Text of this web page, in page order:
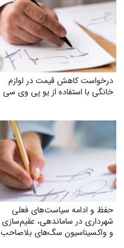
درخواست کاهش قیمت در لوازم
خانگی با استفاده از یو پی وی سی
حفظ و ادامه سیاست‌های فعلی
شهرداری در ساماندهی، عقیم‌سازی
و واکسیناسیون سگ‌های بلاصاحب